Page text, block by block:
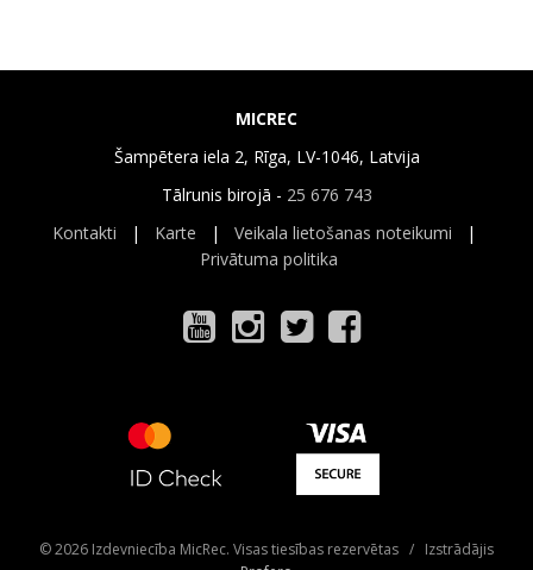
MICREC
Šampētera iela 2, Rīga, LV-1046, Latvija
Tālrunis birojā - 25 676 743
Kontakti | Karte | Veikala lietošanas noteikumi |
Privātuma politika
© 2026 Izdevniecība MicRec. Visas tiesības rezervētas / Izstrādājis